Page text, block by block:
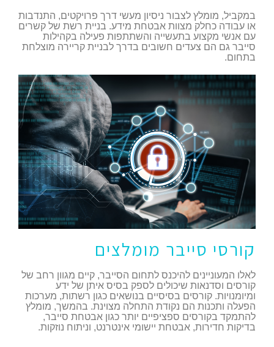
במקביל, מומלץ לצבור ניסיון מעשי דרך פרויקטים, התנדבות
או עבודה כחלק מצוות אבטחת מידע. בניית רשת של קשרים
עם אנשי מקצוע בתעשייה והשתתפות פעילה בקהילות
סייבר גם הם צעדים חשובים בדרך לבניית קריירה מוצלחת
בתחום.
קורסי סייבר מומלצים
לאלו המעוניינים להיכנס לתחום הסייבר, קיים מגוון רחב של
קורסים וסדנאות שיכולים לספק בסיס איתן של ידע
ומיומנויות. קורסים בסיסיים בנושאים כגון רשתות, מערכות
הפעלה ותכנות הם נקודת התחלה מצוינת. בהמשך, מומלץ
להתמקד בקורסים ספציפיים יותר כגון אבטחת סייבר,
בדיקות חדירות, אבטחת יישומי אינטרנט, וניתוח נוזקות.